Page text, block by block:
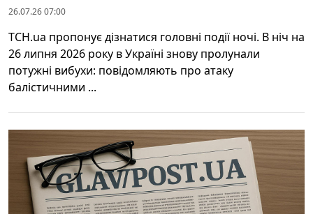
26.07.26 07:00
ТСН.ua пропонує дізнатися головні події ночі. В ніч на
26 липня 2026 року в Україні знову пролунали
потужні вибухи: повідомляють про атаку
балістичними ...